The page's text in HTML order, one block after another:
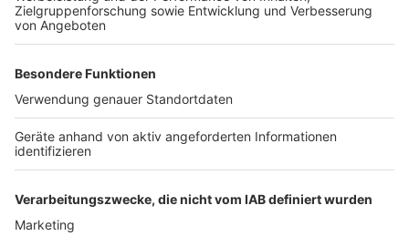
Weitere Themen von Rhein und Erft
mobic-Räder kommen im Rhein-Erft-Kreis
offenbar gut an
Neues Kraftraum-Shuttle in Bergheim startet
Polizei stoppt Altkleider-Diebstahl in Brühl
Anzeige